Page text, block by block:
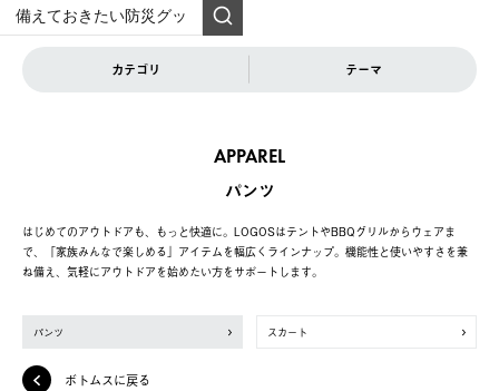
カテゴリ テーマ
APPAREL
パンツ
はじめてのアウトドアも、もっと快適に。LOGOSはテントやBBQグリルからウェアま
で、「家族みんなで楽しめる」アイテムを幅広くラインナップ。機能性と使いやすさを兼
ね備え、気軽にアウトドアを始めたい方をサポートします。
パンツ スカート
ボトムスに戻る